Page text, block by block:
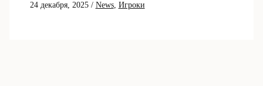
24 декабря, 2025 / News, Игроки